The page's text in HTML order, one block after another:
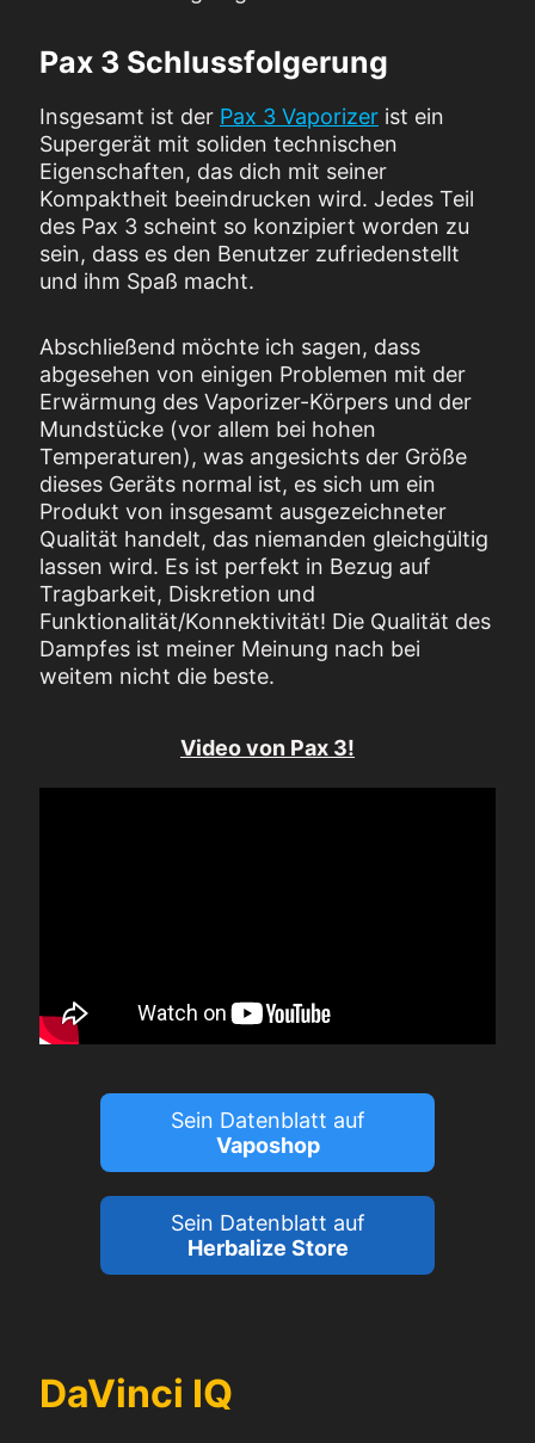
Pax 3 Schlussfolgerung
Insgesamt ist der Pax 3 Vaporizer ist ein
Supergerät mit soliden technischen
Eigenschaften, das dich mit seiner
Kompaktheit beeindrucken wird. Jedes Teil
des Pax 3 scheint so konzipiert worden zu
sein, dass es den Benutzer zufriedenstellt
und ihm Spaß macht.
Abschließend möchte ich sagen, dass
abgesehen von einigen Problemen mit der
Erwärmung des Vaporizer-Körpers und der
Mundstücke (vor allem bei hohen
Temperaturen), was angesichts der Größe
dieses Geräts normal ist, es sich um ein
Produkt von insgesamt ausgezeichneter
Qualität handelt, das niemanden gleichgültig
lassen wird. Es ist perfekt in Bezug auf
Tragbarkeit, Diskretion und
Funktionalität/Konnektivität! Die Qualität des
Dampfes ist meiner Meinung nach bei
weitem nicht die beste.
Video von Pax 3!
Sein Datenblatt auf
Vaposhop
Sein Datenblatt auf
Herbalize Store
DaVinci IQ